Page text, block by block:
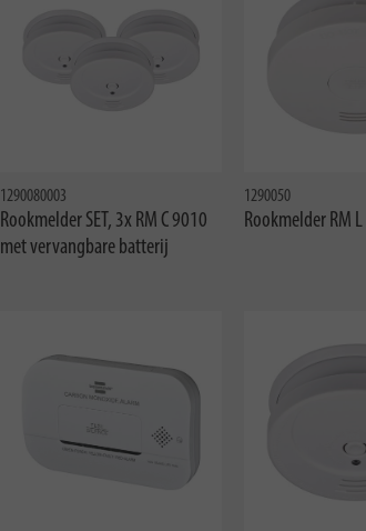
1290080003
Rookmelder SET, 3x RM C 9010
met vervangbare batterij
1290050
Rookmelder RM